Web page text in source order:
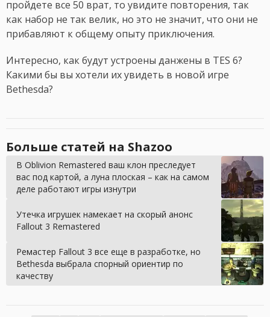
пройдете все 50 врат, то увидите повторения, так
как набор не так велик, но это не значит, что они не
прибавляют к общему опыту приключения.
Интересно, как будут устроены данжены в TES 6?
Какими бы вы хотели их увидеть в новой игре
Bethesda?
Больше статей на Shazoo
В Oblivion Remastered ваш клон преследует
вас под картой, а луна плоская – как на самом
деле работают игры изнутри
Утечка игрушек намекает на скорый анонс
Fallout 3 Remastered
Ремастер Fallout 3 все еще в разработке, но
Bethesda выбрала спорный ориентир по
качеству